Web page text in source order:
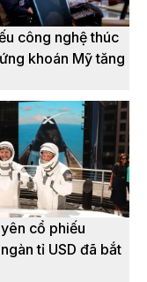
công nghệ thúc
khoán Mỹ tăng
cổ phiếu
tỉ USD đã bắt